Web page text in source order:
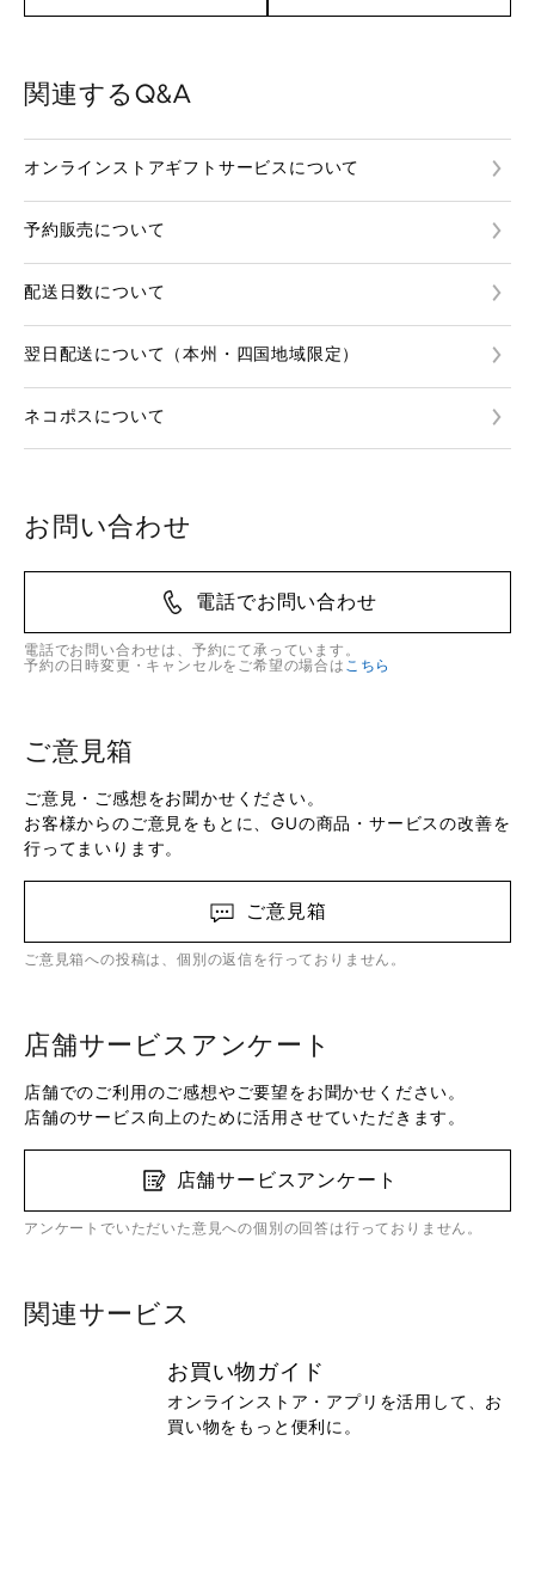
関連するQ&A
オンラインストアギフトサービスについて
予約販売について
配送日数について
翌日配送について（本州・四国地域限定）
ネコポスについて
お問い合わせ
電話でお問い合わせ
電話でお問い合わせは、予約にて承っています。
予約の日時変更・キャンセルをご希望の場合は こちら
ご意見箱
ご意見・ご感想をお聞かせください。
お客様からのご意見をもとに、GUの商品・サービスの改善を
行ってまいります。
ご意見箱
ご意見箱への投稿は、個別の返信を行っておりません。
店舗サービスアンケート
店舗でのご利用のご感想やご要望をお聞かせください。
店舗のサービス向上のために活用させていただきます。
店舗サービスアンケート
アンケートでいただいた意見への個別の回答は行っておりません。
関連サービス
お買い物ガイド
オンラインストア・アプリを活用して、お
買い物をもっと便利に。